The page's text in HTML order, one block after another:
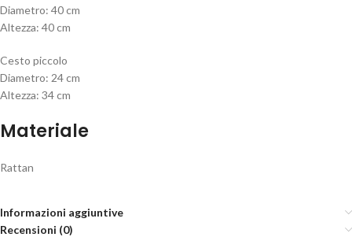
Diametro: 40 cm
Altezza: 40 cm
Cesto piccolo
Diametro: 24 cm
Altezza: 34 cm
Materiale
Rattan
Informazioni aggiuntive
Recensioni (0)